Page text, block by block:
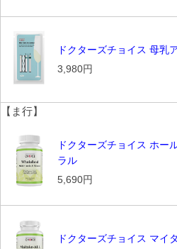
ドクターズチョイス 母乳
3,980円
【ま行】
ドクターズチョイス ホー
ラル
5,690円
ドクターズチョイス マイ